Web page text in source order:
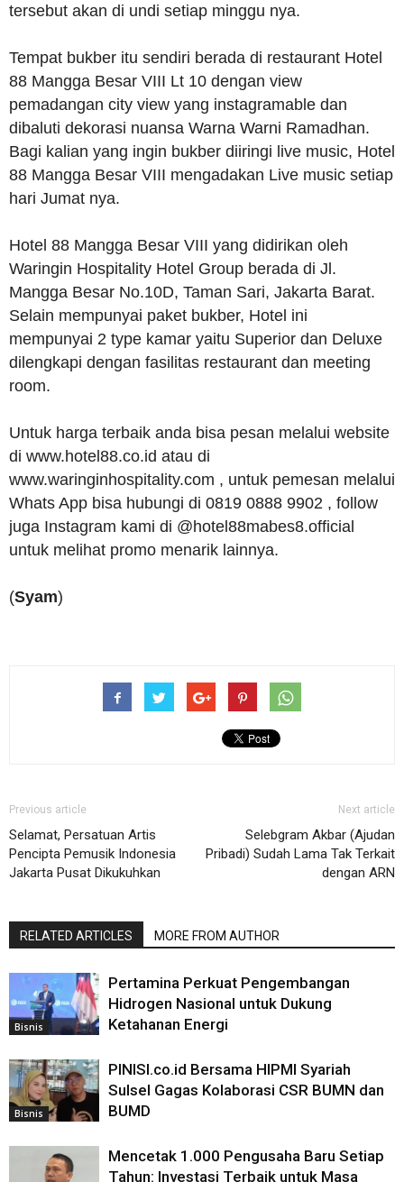
tersebut akan di undi setiap minggu nya.
Tempat bukber itu sendiri berada di restaurant Hotel
88 Mangga Besar VIII Lt 10 dengan view
pemadangan city view yang instagramable dan
dibaluti dekorasi nuansa Warna Warni Ramadhan.
Bagi kalian yang ingin bukber diiringi live music, Hotel
88 Mangga Besar VIII mengadakan Live music setiap
hari Jumat nya.
Hotel 88 Mangga Besar VIII yang didirikan oleh
Waringin Hospitality Hotel Group berada di Jl.
Mangga Besar No.10D, Taman Sari, Jakarta Barat.
Selain mempunyai paket bukber, Hotel ini
mempunyai 2 type kamar yaitu Superior dan Deluxe
dilengkapi dengan fasilitas restaurant dan meeting
room.
Untuk harga terbaik anda bisa pesan melalui website
di www.hotel88.co.id atau di
www.waringinhospitality.com , untuk pemesan melalui
Whats App bisa hubungi di 0819 0888 9902 , follow
juga Instagram kami di @hotel88mabes8.official
untuk melihat promo menarik lainnya.
(Syam)
Previous article
Selamat, Persatuan Artis
Pencipta Pemusik Indonesia
Jakarta Pusat Dikukuhkan
Next article
Selebgram Akbar (Ajudan
Pribadi) Sudah Lama Tak Terkait
dengan ARN
RELATED ARTICLES MORE FROM AUTHOR
Bisnis
Pertamina Perkuat Pengembangan
Hidrogen Nasional untuk Dukung
Ketahanan Energi
Bisnis
PINISI.co.id Bersama HIPMI Syariah
Sulsel Gagas Kolaborasi CSR BUMN dan
BUMD
Mencetak 1.000 Pengusaha Baru Setiap
Tahun: Investasi Terbaik untuk Masa